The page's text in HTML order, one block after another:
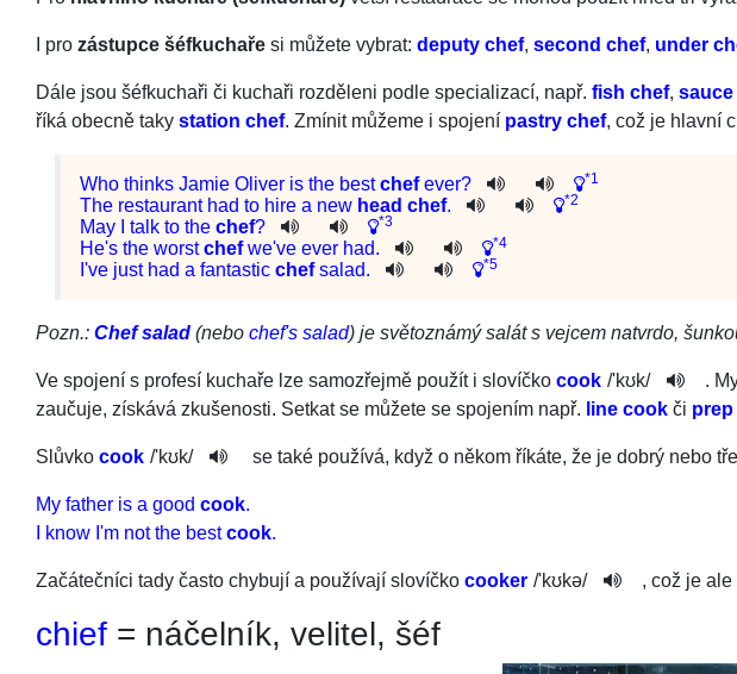
I pro zástupce šéfkuchaře si můžete vybrat: deputy chef, second chef, under
Dále jsou šéfkuchaři či kuchaři rozděleni podle specializací, např. fish chef,
říká obecně taky station chef. Zmínit můžeme i spojení pastry chef, což je hlavní
Who thinks Jamie Oliver is the best chef ever? *1
The restaurant had to hire a new head chef. *2
May talk to the chef? *3
He's the worst chef we've ever had. *4
've just had a fantastic chef salad. *5
Pozn.: Chef salad (nebo chef's salad) je světoznámý salát s vejcem natvrdo,
Ve spojení s profesí kuchaře lze samozřejmě použít i slovíčko cook /'kʊk/
.
zaučuje, získává zkušenosti. Setkat se můžete se spojením např. line cook či
Slůvko cook /'kʊk/ se také používá, když o někom říkáte, že je dobrý nebo
My father is a good cook.
I know I'm not the bestcook.
Začátečníci tady často chybují a používají slovíčko cooker /'kʊkə/ , což je ale
chief = náčelník, velitel, šéf